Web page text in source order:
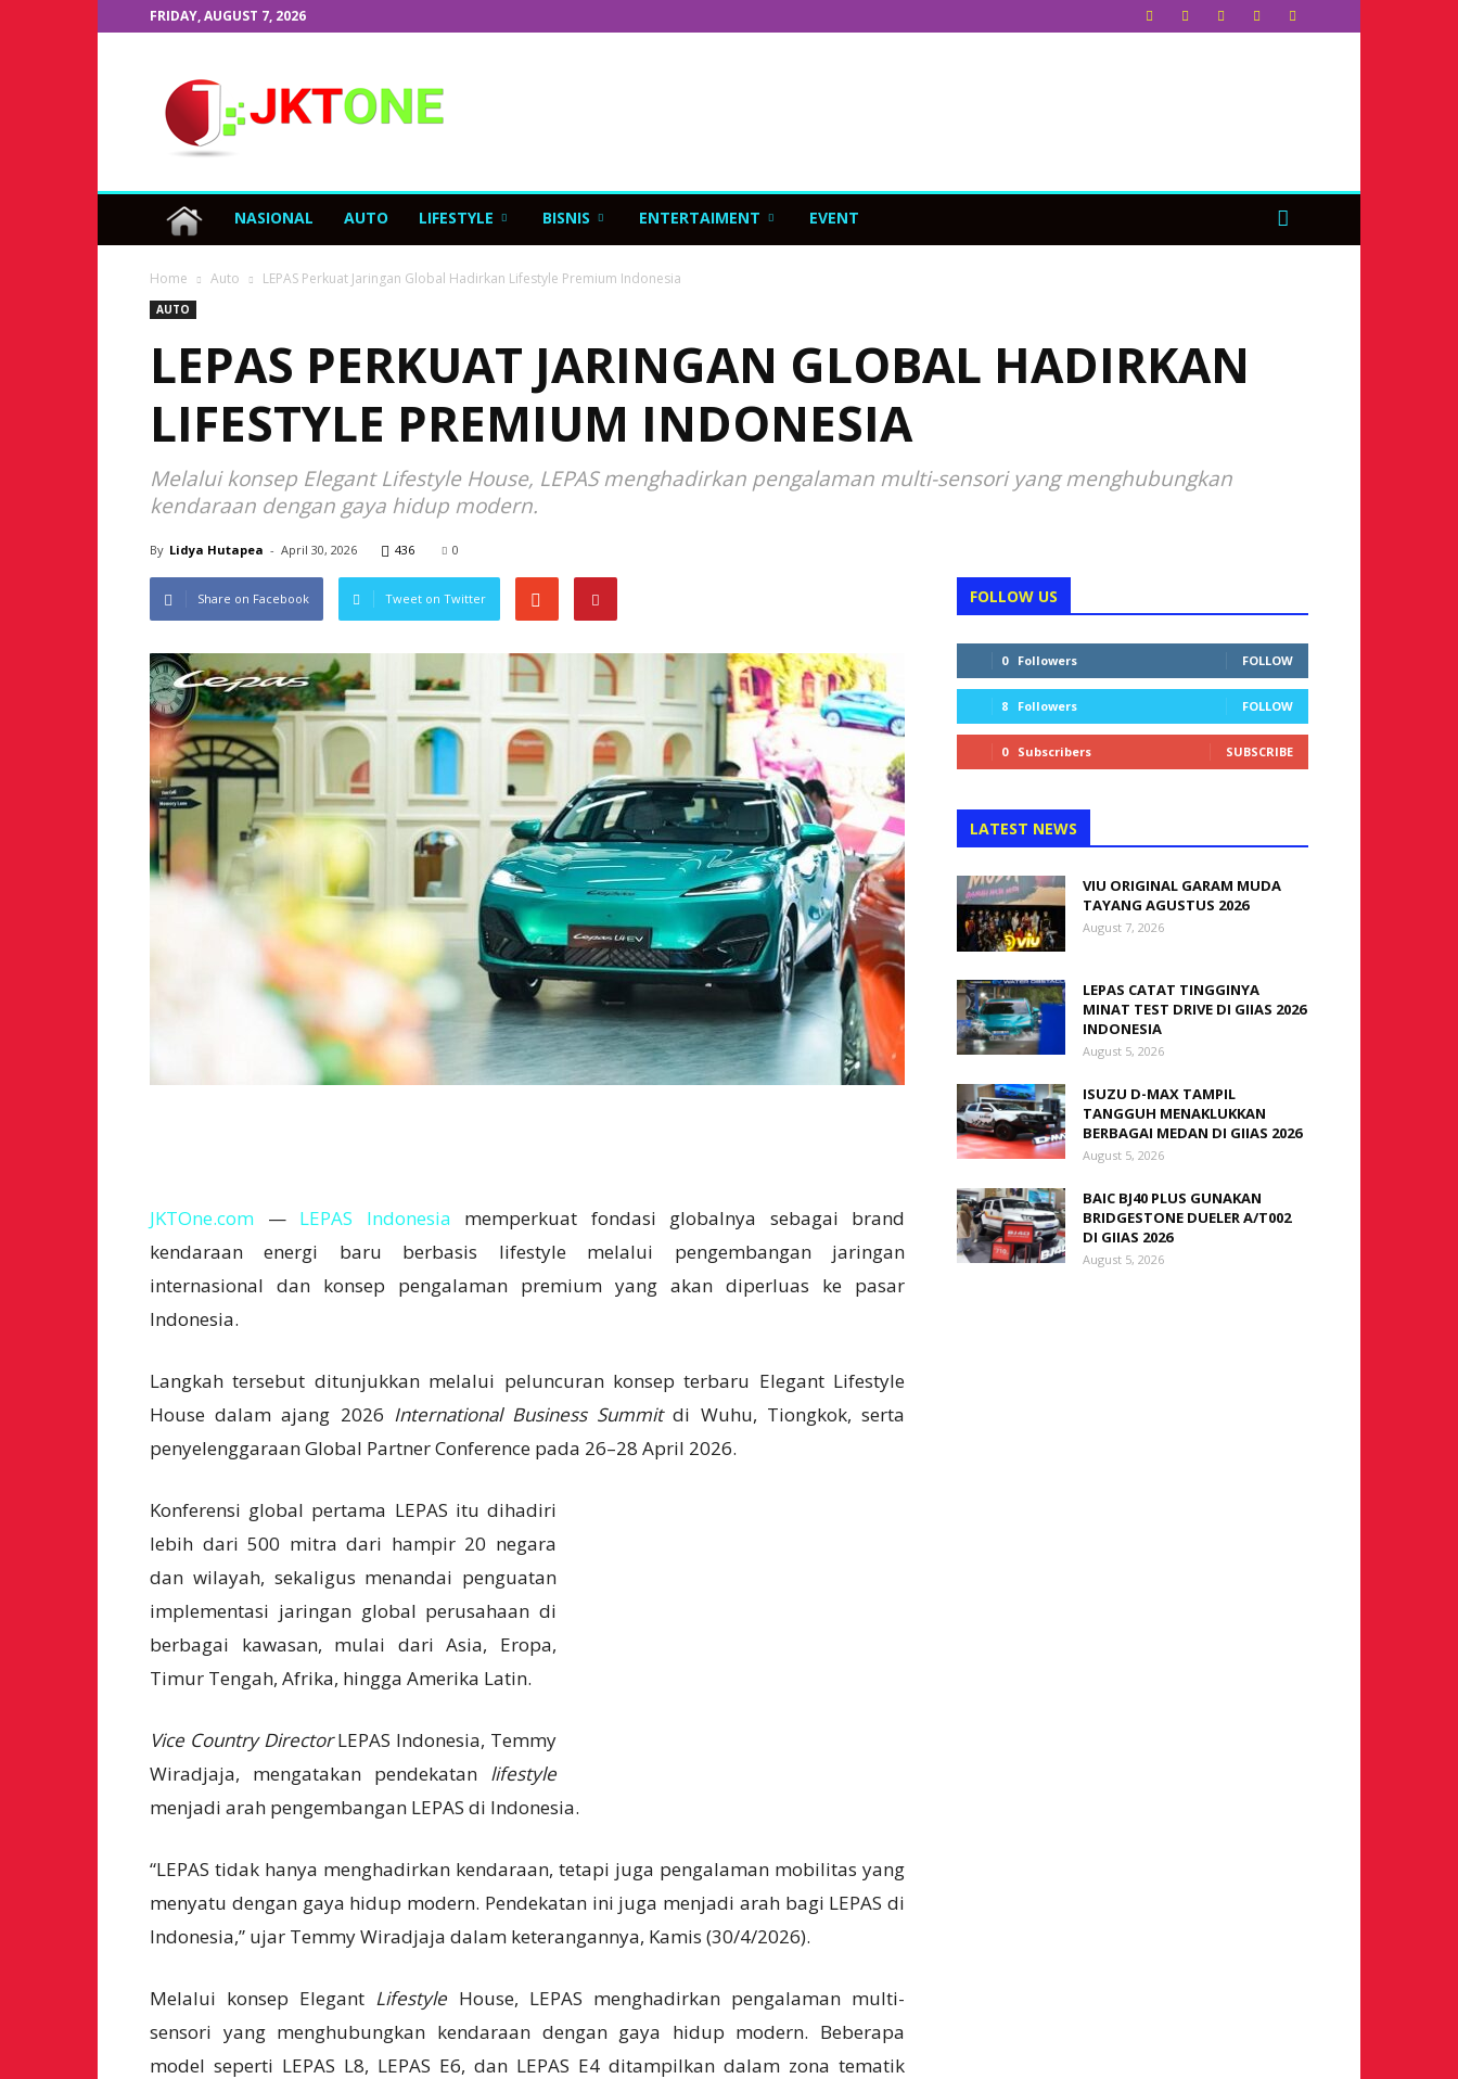
FRIDAY, AUGUST 7, 2026
NASIONAL AUTO LIFESTYLE BISNIS ENTERTAIMENT EVENT
Home Auto LEPAS Perkuat Jaringan Global Hadirkan Lifestyle Premium Indonesia
AUTO
LEPAS PERKUAT JARINGAN GLOBAL HADIRKAN
LIFESTYLE PREMIUM INDONESIA
Melalui konsep Elegant Lifestyle House, LEPAS menghadirkan pengalaman multi-sensori yang menghubungkan
kendaraan dengan gaya hidup modern.
By Lidya Hutapea - April 30, 2026 436 0
Share on Facebook Tweet on Twitter
JKTOne.com — LEPAS Indonesia memperkuat fondasi globalnya sebagai brand
kendaraan energi baru berbasis lifestyle melalui pengembangan jaringan
internasional dan konsep pengalaman premium yang akan diperluas ke pasar
Indonesia.
Langkah tersebut ditunjukkan melalui peluncuran konsep terbaru Elegant Lifestyle
House dalam ajang 2026 International Business Summitdi Wuhu, Tiongkok, serta
penyelenggaraan Global Partner Conference pada 26–28 April 2026.
Konferensi global pertama LEPAS itu dihadiri
lebih dari 500 mitra dari hampir 20 negara
dan wilayah, sekaligus menandai penguatan
implementasi jaringan global perusahaan di
berbagai kawasan, mulai dari Asia, Eropa,
Timur Tengah, Afrika, hingga Amerika Latin.
Vice Country Director LEPAS Indonesia, Temmy
Wiradjaja, mengatakan pendekatan lifestyle
menjadi arah pengembangan LEPAS di Indonesia.
“LEPAS tidak hanya menghadirkan kendaraan, tetapi juga pengalaman mobilitas yang
menyatu dengan gaya hidup modern. Pendekatan ini juga menjadi arah bagi LEPAS di
Indonesia,” ujar Temmy Wiradjaja dalam keterangannya, Kamis (30/4/2026).
Melalui konsep Elegant Lifestyle House, LEPAS menghadirkan pengalaman multi-
sensori yang menghubungkan kendaraan dengan gaya hidup modern. Beberapa
model seperti LEPAS L8, LEPAS E6, dan LEPAS E4 ditampilkan dalam zona tematik
FOLLOW US
0 Followers FOLLOW
8 Followers FOLLOW
0 Subscribers SUBSCRIBE
LATEST NEWS
VIU ORIGINAL GARAM MUDA
TAYANG AGUSTUS 2026
August 7, 2026
LEPAS CATAT TINGGINYA
MINAT TEST DRIVE DI GIIAS 2026
INDONESIA
August 5, 2026
ISUZU D-MAX TAMPIL
TANGGUH MENAKLUKKAN
BERBAGAI MEDAN DI GIIAS 2026
August 5, 2026
BAIC BJ40 PLUS GUNAKAN
BRIDGESTONE DUELER A/T002
DI GIIAS 2026
August 5, 2026